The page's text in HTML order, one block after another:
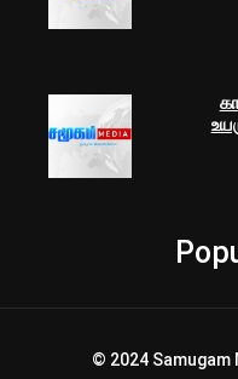
© 2024 Samugam